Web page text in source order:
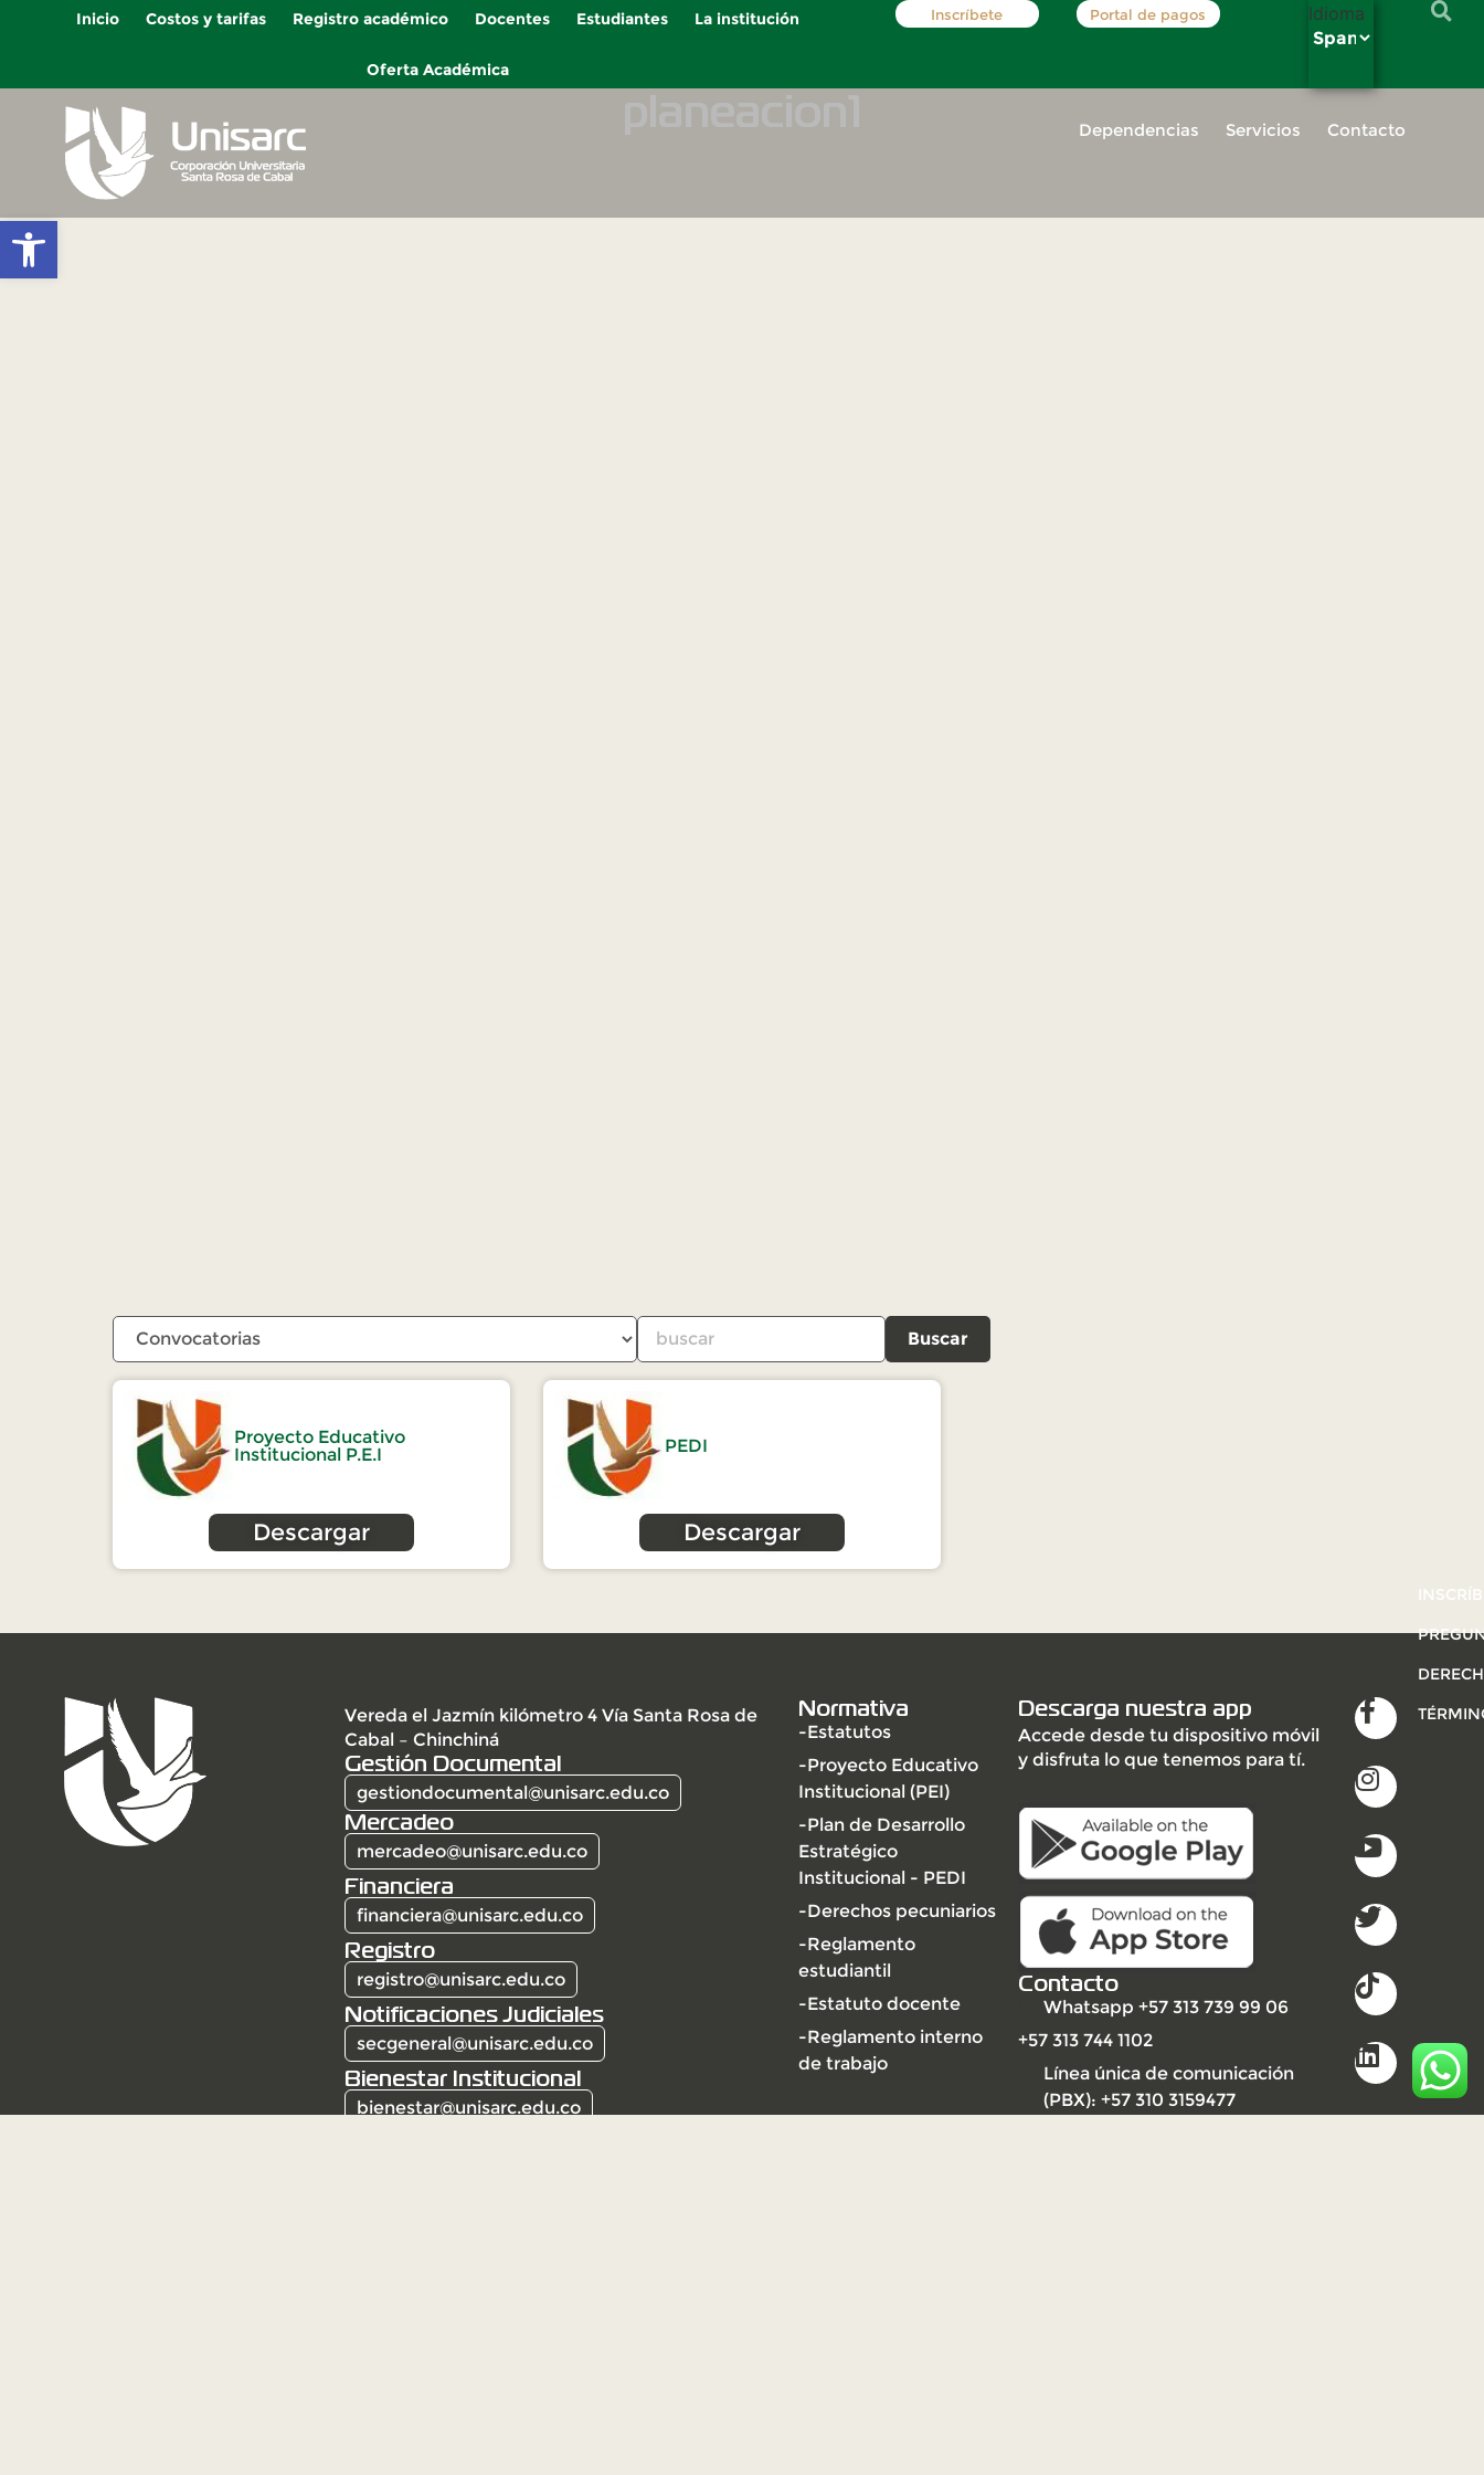
Abrir barra de herramientas
Inicio Costos y tarifas Registro académico Docentes Estudiantes La institución
Oferta Académica
Inscríbete Portal de pagos Idioma
Dependencias Servicios Contacto
Buscar
Proyecto Educativo
Institucional P.E.I
Descargar
PEDI
Descargar
Vereda el Jazmín kilómetro 4 Vía Santa Rosa de
Cabal – Chinchiná
Gestión Documental
gestiondocumental@unisarc.edu.co
Mercadeo
mercadeo@unisarc.edu.co
Financiera
financiera@unisarc.edu.co
Registro
registro@unisarc.edu.co
Notificaciones Judiciales
secgeneral@unisarc.edu.co
Bienestar Institucional
bienestar@unisarc.edu.co
Normativa
-Estatutos
-Proyecto Educativo
Institucional (PEI)
-Plan de Desarrollo
Estratégico
Institucional - PEDI
-Derechos pecuniarios
-Reglamento
estudiantil
-Estatuto docente
-Reglamento interno
de trabajo
Descarga nuestra app
Accede desde tu dispositivo móvil
y disfruta lo que tenemos para tí.
Contacto
Whatsapp +57 313 739 99 06
+57 313 744 1102
Línea única de comunicación
(PBX): +57 310 3159477